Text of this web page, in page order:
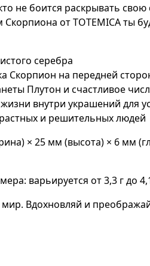
не боится раскрывать
Скорпиона от TOTEMICA ты
серебра
Скорпион на передней
Плутон и счастливое
внутри украшений для
и решительных людей
× 25 мм (высота) × 6 мм
варьируется от 3,3 г до
Вдохновляй и